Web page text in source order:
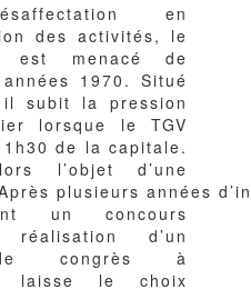
en
des activités, le
menacé de
1970. Situé
subit la pression
lorsque le TGV
de la capitale.
l’objet d’une
plusieurs années
un concours
d’un
congrès à
laisse le choix